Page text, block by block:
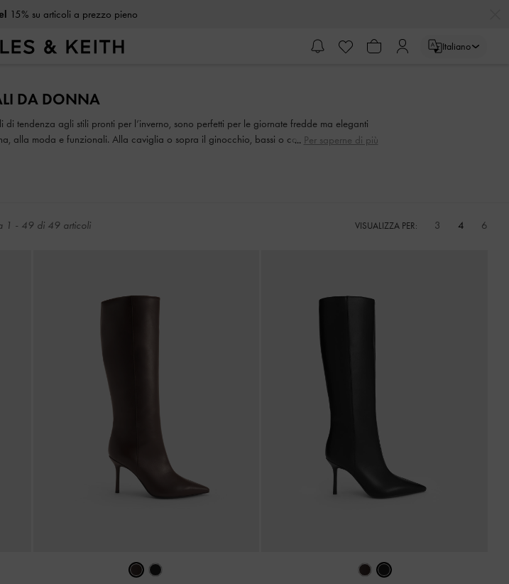
15% su articoli a prezzo pieno
Italiano
DA DONNA
tendenza agli stili pronti per l’inverno, sono perfetti per le giornate fredde ma eleganti
alla moda e funzionali. Alla caviglia o sopra il ginocchio, bassi o con tacco: abbiamo
Per saperne di più
1 - 49 di 49 articoli VISUALIZZA PER: 3 4 6